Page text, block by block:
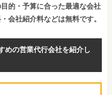
的・予算に合った最適な会社
会社紹介料などは無料です。
めの営業代行会社を紹介し